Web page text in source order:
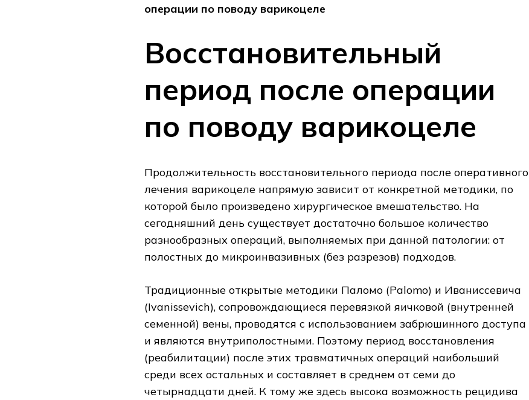
операции по поводу варикоцеле
Восстановительный
период после операции
по поводу варикоцеле
Продолжительность восстановительного периода после оперативного
лечения варикоцеле напрямую зависит от конкретной методики, по
которой было произведено хирургическое вмешательство. На
сегодняшний день существует достаточно большое количество
разнообразных операций, выполняемых при данной патологии: от
полостных до микроинвазивных (без разрезов) подходов.
Традиционные открытые методики Паломо (Palomo) и Иваниссевича
(Ivanissevich), сопровождающиеся перевязкой яичковой (внутренней
семенной) вены, проводятся с использованием забрюшинного доступа
и являются внутриполостными. Поэтому период восстановления
(реабилитации) после этих травматичных операций наибольший
среди всех остальных и составляет в среднем от семи до
четырнадцати дней. К тому же здесь высока возможность рецидива